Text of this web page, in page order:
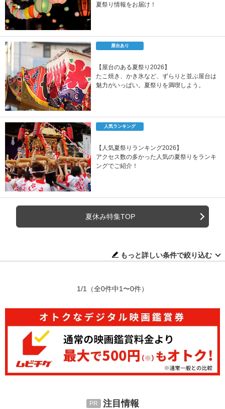
夏祭り情報をお届け！
屋台あり
【屋台のある夏祭り2026】
たこ焼き、かき氷など、ずらりと並ぶ屋台は
魅力がいっぱい。夏祭りを満喫しよう。
人気ランキング
【人気夏祭りランキング2026】
アクセス数の多かった人気の夏祭りをランキ
ングでご紹介！
夏休み特集TOP
もっと詳しい条件で絞り込む
1/1 （全0件中1〜0件）
注目情報